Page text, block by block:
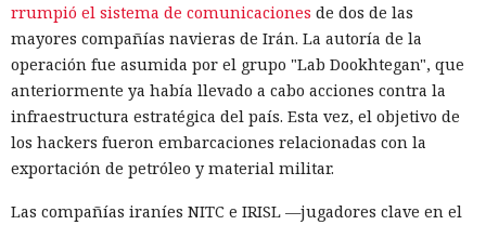
rrumpió el sistema de comunicaciones de dos de las
mayores compañías navieras de Irán. La autoría de la
operación fue asumida por el grupo "Lab Dookhtegan", que
anteriormente ya había llevado a cabo acciones contra la
infraestructura estratégica del país. Esta vez, el objetivo de
los hackers fueron embarcaciones relacionadas con la
exportación de petróleo y material militar.
Las compañías iraníes NITC e IRISL —jugadores clave en el